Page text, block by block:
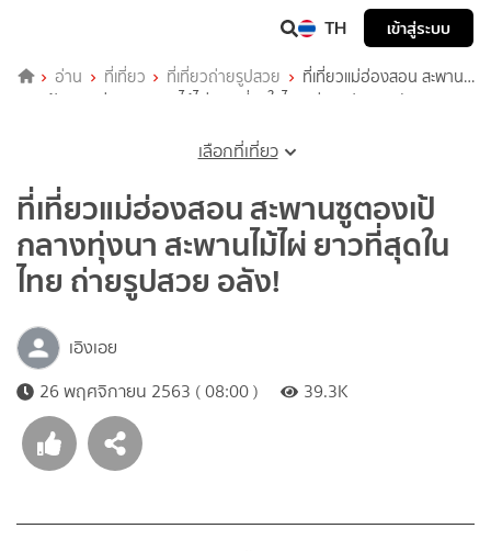
TH เข้าสู่ระบบ
อ่าน ที่เที่ยว ที่เที่ยวถ่ายรูปสวย
ที่เที่ยวแม่ฮ่องสอน สะพานซู
ตองเป้ กลางทุ่งนา สะพานไม้ไผ่ ยาวที่สุดในไทย ถ่ายรูปสวย อลัง!
เลือกที่เที่ยว
ที่เที่ยวแม่ฮ่องสอน สะพานซูตองเป้
กลางทุ่งนา สะพานไม้ไผ่ ยาวที่สุดใน
ไทย ถ่ายรูปสวย อลัง!
เอิงเอย
26 พฤศจิกายน 2563 ( 08:00 )
39.3K